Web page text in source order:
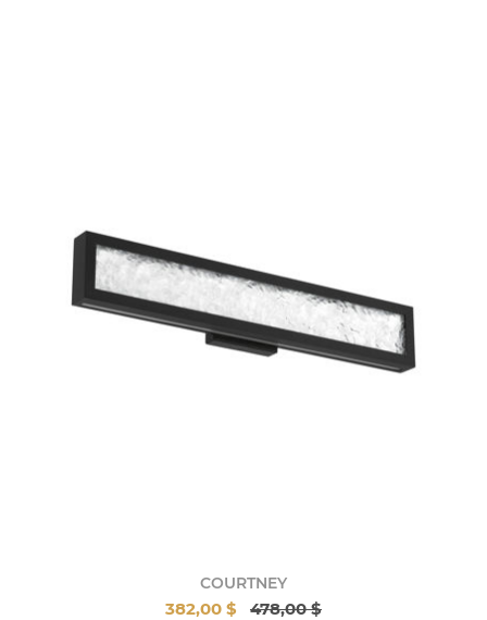
COURTNEY
382,00 $ 478,00 $